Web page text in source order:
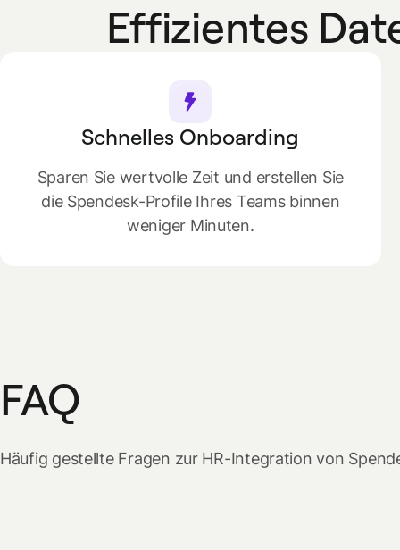
Effizientes
Schnelles Onboarding
Sparen Sie wertvolle Zeit und erstellen Sie
die Spendesk-Profile Ihres Teams binnen
weniger Minuten.
FAQ
Häufig gestellte Fragen zur HR-Integration von